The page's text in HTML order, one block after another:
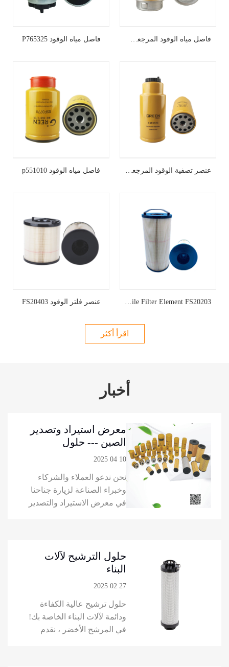
فاصل مياه الوقود P765325
فاصل مياه الوقود p551010
عنصر فلتر الوقود FS20403
اقرأ أكثر
أخبار
معرض استيراد وتصدير
الصين --- حلول
المرشح الهيدروليكي
10 04 2025
نحن ندعو العملاء والشركاء
وخبراء الصناعة لزيارة جناحنا
في معرض الاستيراد والتصدير
والمرشحات الهيدروليكية
والمرشحات الأخرى ،
والموثوقية والابتكار عبر
الصناعات.
حلول الترشيح لآلات
البناء
27 02 2025
حلول ترشيح عالية الكفاءة
ودائمة لآلات البناء الخاصة بك!
في المرشح الأخضر ، نقدم